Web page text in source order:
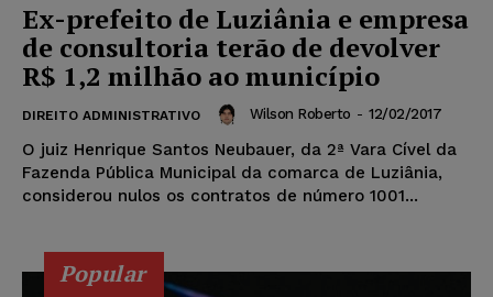
Ex-prefeito de Luziânia e empresa
de consultoria terão de devolver
R$ 1,2 milhão ao município
DIREITO ADMINISTRATIVO Wilson Roberto - 12/02/2017
O juiz Henrique Santos Neubauer, da 2ª Vara Cível da
Fazenda Pública Municipal da comarca de Luziânia,
considerou nulos os contratos de número 1001...
Popular